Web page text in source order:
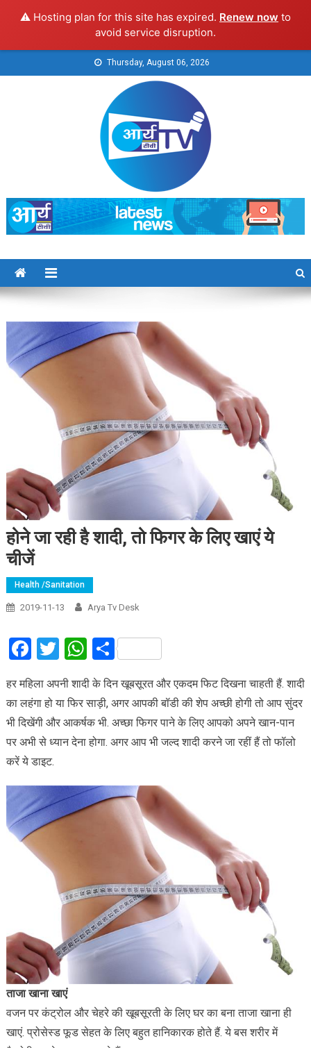
⚠️ Hosting plan for this site has expired. Renew now to
avoid service disruption.
to
Thursday, August 06, 2026
Arya TV
होने जा रही है शादी, तो फिगर के लिए खाएं ये
चीजें
Health /Sanitation
2019-11-13 Arya Tv Desk
Facebook
Twitter
WhatsApp
Share
हर महिला अपनी शादी के दिन खूबसूरत और एकदम फिट दिखना चाहती हैं. शादी
का लहंगा हो या फिर साड़ी, अगर आपकी बॉडी की शेप अच्छी होगी तो आप सुंदर
भी दिखेंगी और आकर्षक भी. अच्छा फिगर पाने के लिए आपको अपने खान-पान
पर अभी से ध्यान देना होगा. अगर आप भी जल्द शादी करने जा रहीं हैं तो फॉलो
करें ये डाइट.
ताजा खाना खाएं
वजन पर कंट्रोल और चेहरे की खूबसूरती के लिए घर का बना ताजा खाना ही
खाएं. प्रोसेस्ड फूड सेहत के लिए बहुत हानिकारक होते हैं. ये बस शरीर में